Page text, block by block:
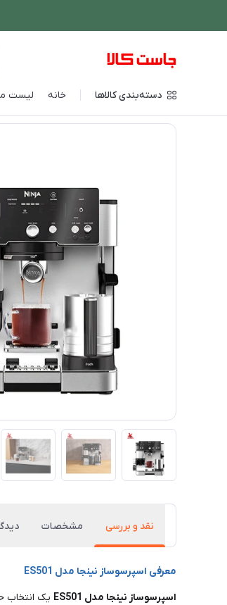
دسته‌بندی کالاها خانه لیست
فروشگاه اینترنتی جاست کالا نوشیدنی ساز
نقد و بررسی مشخصات
معرفی اسپرسوساز نینجا مدل ES501
اسپرسوساز نینجا مدل ES501
یک انتخاب